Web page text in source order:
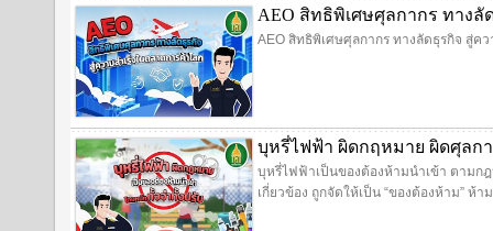
AEO สิทธิพิเศษศุลกากร ทางลั
AEO สิทธิพิเศษศุลกากร ทางลัดธุรกิจ สู่ค
บุหรี่ไฟฟ้า ผิดกฤหมาย ผิดศุลก
บุหรี่ไฟฟ้าเป็นของต้องห้ามนำเข้า ตาม
เกี่ยวข้อง ถูกจัดให้เป็น “ของต้องห้าม” ห้